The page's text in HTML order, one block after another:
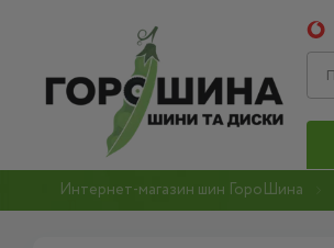
Интернет-магазин шин ГороШина